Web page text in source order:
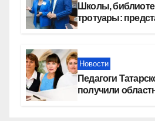
Школы,
тротуары:
Новости
Педагоги
получили